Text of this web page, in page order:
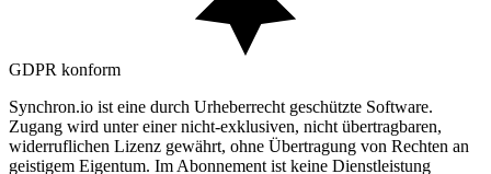
GDPR konform
Synchron.io ist eine durch Urheberrecht geschützte Software.
Zugang wird unter einer nicht-exklusiven, nicht übertragbaren,
widerruflichen Lizenz gewährt, ohne Übertragung von Rechten an
geistigem Eigentum. Im Abonnement ist keine Dienstleistung